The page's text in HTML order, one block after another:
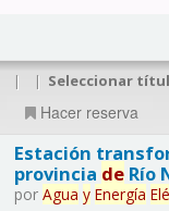
| | Seleccionar
Hacer reserva
Estación
provincia deRío
por Agua y Energía